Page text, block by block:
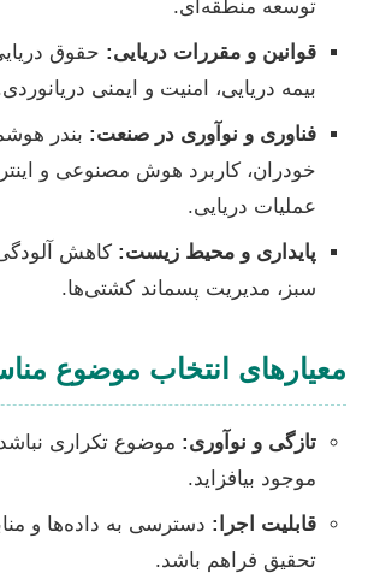
توسعه منطقه‌ای.
قوانین و مقررات دریایی: حقوق
بیمه دریایی، امنیت و ایمنی
فناوری و نوآوری در صنعت: بندر
خودران، کاربرد هوش مصنوعی و
عملیات دریایی.
پایداری و محیط زیست: کاهش آلودگی
سبز، مدیریت پسماند کشتی‌ها.
معیارهای انتخاب موضوع
تازگی و نوآوری: موضوع تکراری
موجود بیافزاید.
قابلیت اجرا: دسترسی به داده‌ها و
تحقیق فراهم باشد.